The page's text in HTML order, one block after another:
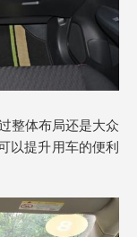
整体布局还是大众
以提升用车的便利